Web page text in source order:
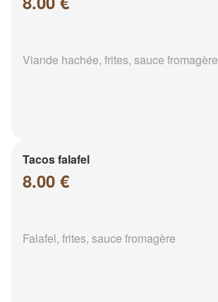
Viande hachée, frites, sauce fromagère
Tacos falafel
8.00 €
Falafel, frites, sauce fromagère